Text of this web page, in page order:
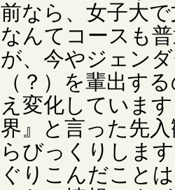
前なら、女子大
なんてコースも
が、今やジェン
（？）を輩出す
え変化していま
界』と言った先
らびっくりしま
ぐりこんだこと